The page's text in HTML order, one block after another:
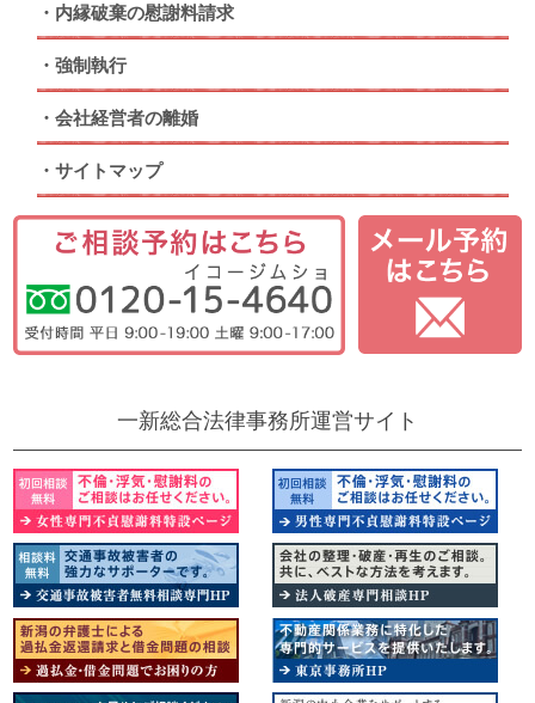
内縁破棄の慰謝料請求
強制執行
会社経営者の離婚
サイトマップ
一新総合法律事務所運営サイト